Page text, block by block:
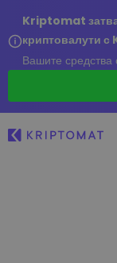
Kriptomat
криптовалути
Вашите средства
Над 300+
Топ